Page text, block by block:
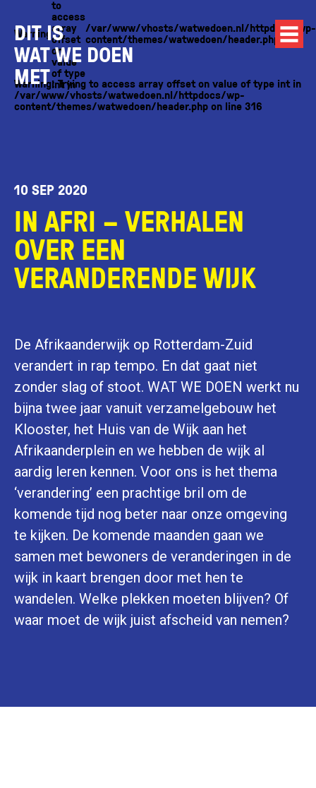
Warning
to
access
array
offset
on
value
of type
int in
/var/www/vhosts/watwedoen.nl/httpdocs/wp-
content/themes/watwedoen/header.php
DIT IS
WAT WE DOEN
MET
Warning: Trying to access array offset on value of type int in
/var/www/vhosts/watwedoen.nl/httpdocs/wp-
content/themes/watwedoen/header.phpon line316
10 SEP 2020
IN AFRI – VERHALEN
OVER EEN
VERANDERENDE WIJK
De Afrikaanderwijk op Rotterdam-Zuid
verandert in rap tempo. En dat gaat niet
zonder slag of stoot. WAT WE DOEN werkt nu
bijna twee jaar vanuit verzamelgebouw het
Klooster, het Huis van de Wijk aan het
Afrikaanderplein en we hebben de wijk al
aardig leren kennen. Voor ons is het thema
‘verandering’ een prachtige bril om de
komende tijd nog beter naar onze omgeving
te kijken. De komende maanden gaan we
samen met bewoners de veranderingen in de
wijk in kaart brengen door met hen te
wandelen. Welke plekken moeten blijven? Of
waar moet de wijk juist afscheid van nemen?